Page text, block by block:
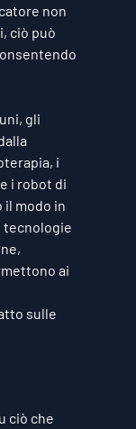
non
ciò può
gli
i
i robot di
il modo in
tecnologie
ai
sulle
ciò che